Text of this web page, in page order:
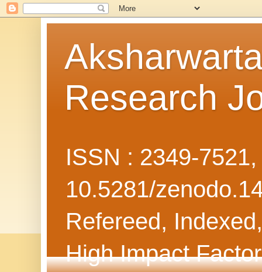
Research
ISSN : 2349-
10.5281/
Refereed,
High Impact